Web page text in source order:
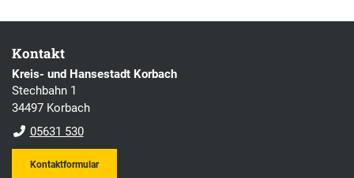
Kontakt
Kreis- und Hansestadt Korbach
Stechbahn 1
34497 Korbach
05631 530
Kontaktformular